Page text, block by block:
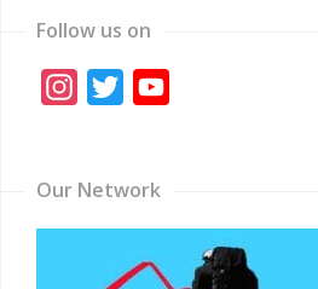
Follow us on
Instagram
Twitter
Our Network